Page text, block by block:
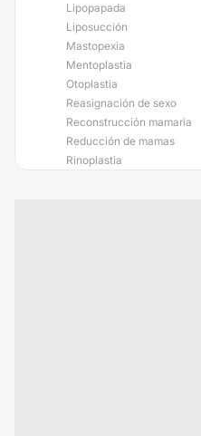
Lipopapada
Liposucción
Mastopexia
Mentoplastia
Otoplastia
Reasignación de sexo
Reconstrucción mamaria
Reducción de mamas
Rinoplastia